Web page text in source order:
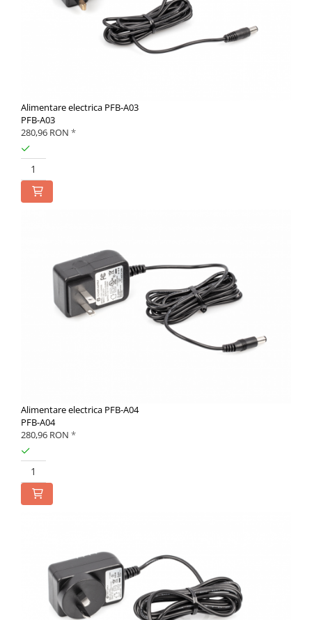
Alimentare electrica PFB-A03
PFB-A03
280,96 RON *
Alimentare electrica PFB-A04
PFB-A04
280,96 RON *